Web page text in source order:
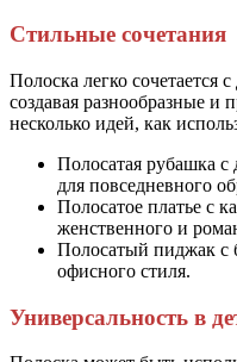
Стильные сочетания
Полоска легко сочетается
создавая разнообразные и
несколько идей, как
Полосатая рубашка
для повседневного
Полосатое платье с
женственного и
Полосатый пиджак с
офисного стиля.
Универсальность в